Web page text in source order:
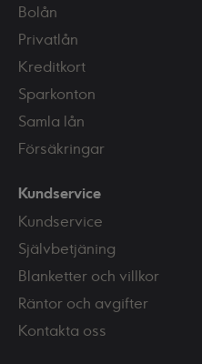
Bolån
Privatlån
Kreditkort
Sparkonton
Samla lån
Försäkringar
Kundservice
Kundservice
Självbetjäning
Blanketter och villkor
Räntor och avgifter
Kontakta oss